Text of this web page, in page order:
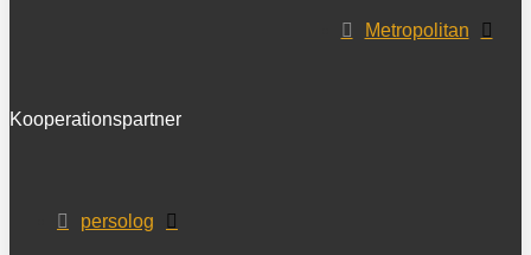
Metropolitan
Kooperationspartner
persolog